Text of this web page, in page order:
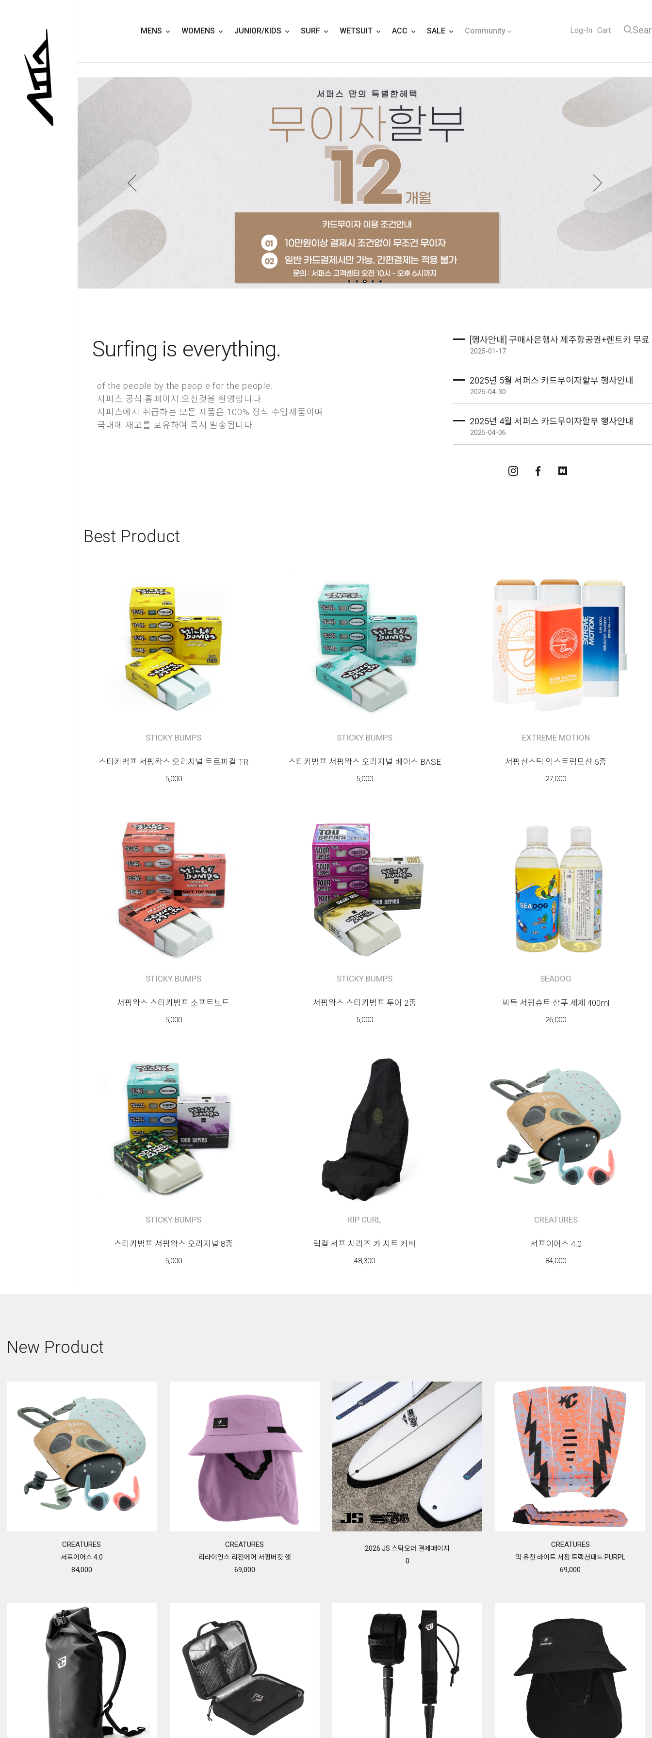
MENS WOMENS JUNIOR/KIDS SURF WETSUIT ACC SALE Community Log-In Cart
Surfing is everything.
of the people by the people for the people.
서퍼스 공식 홈페이지 오신것을 환영합니다.
서퍼스에서 취급하는 모든 제품은 100% 정식 수입제품이며
국내에 재고를 보유하여 즉시 발송됩니다.
[행사안내] 구매사은행사 제주항공권+렌트카 무료
2025-01-17
2025년 5월 서퍼스 카드무이자할부 행사안내
2025-04-30
2025년 4월 서퍼스 카드무이자할부 행사안내
2025-04-06
Best Product
STICKY BUMPS
스티키범프 서핑왁스 오리지널 트로피컬 TR
5,000
STICKY BUMPS
스티키범프 서핑왁스 오리지널 베이스 BASE
5,000
EXTREME MOTION
서핑선스틱 익스트림모션 6종
27,000
STICKY BUMPS
서핑왁스 스티키범프 소프트보드
5,000
STICKY BUMPS
서핑왁스 스티키범프 투어 2종
5,000
SEADOG
씨독 서핑슈트 샴푸 세제 400ml
26,000
STICKY BUMPS
스티키범프 서핑왁스 오리지널 8종
5,000
RIP CURL
립컬 서프 시리즈 카 시트 커버
48,300
CREATURES
서프이어스 4.0
84,000
New Product
CREATURES
서프이어스 4.0
84,000
CREATURES
리라이언스 리전에어 서핑버킷 햇
69,000
2026 JS 스탁오더 결제페이지
0
CREATURES
믹 유진 라이트 서핑 트랙션패드 PURPL
69,000